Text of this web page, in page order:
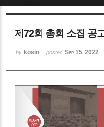
제72회 총회 소집 공
by kosin posted Sep 15, 2022
Sketchbook5,